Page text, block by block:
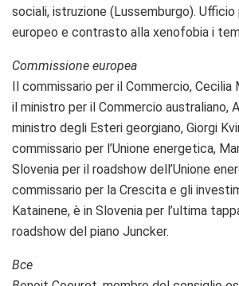
sociali, istruzione (Lussemburgo).
europeo e contrasto alla xenofobia i
Commissione europea
Il commissario per il Commercio, Cecilia
il ministro per il Commercio australiano,
ministro degli Esteri georgiano, Giorgi
commissario per l’Unione energetica,
Slovenia per il roadshow dell’Unione
commissario per la Crescita e gli
Katainene, è in Slovenia per l’ultima
roadshow del piano Juncker.
Bce